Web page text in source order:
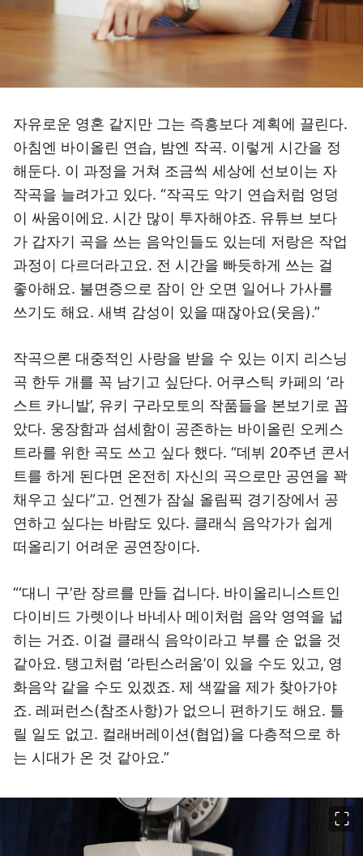
자유로운 영혼 같지만 그는 즉흥보다 계획에 끌린다.
아침엔 바이올린 연습, 밤엔 작곡. 이렇게 시간을 정
해둔다. 이 과정을 거쳐 조금씩 세상에 선보이는 자
작곡을 늘려가고 있다. “작곡도 악기 연습처럼 엉덩
이 싸움이에요. 시간 많이 투자해야죠. 유튜브 보다
가 갑자기 곡을 쓰는 음악인들도 있는데 저랑은 작업
과정이 다르더라고요. 전 시간을 빠듯하게 쓰는 걸
좋아해요. 불면증으로 잠이 안 오면 일어나 가사를
쓰기도 해요. 새벽 감성이 있을 때잖아요(웃음).”
작곡으론 대중적인 사랑을 받을 수 있는 이지 리스닝
곡 한두 개를 꼭 남기고 싶단다. 어쿠스틱 카페의 ‘라
스트 카니발’, 유키 구라모토의 작품들을 본보기로 꼽
았다. 웅장함과 섬세함이 공존하는 바이올린 오케스
트라를 위한 곡도 쓰고 싶다 했다. “데뷔 20주년 콘서
트를 하게 된다면 온전히 자신의 곡으로만 공연을 꽉
채우고 싶다”고. 언젠가 잠실 올림픽 경기장에서 공
연하고 싶다는 바람도 있다. 클래식 음악가가 쉽게
떠올리기 어려운 공연장이다.
“‘대니 구’란 장르를 만들 겁니다. 바이올리니스트인
다이비드 가렛이나 바네사 메이처럼 음악 영역을 넓
히는 거죠. 이걸 클래식 음악이라고 부를 순 없을 것
같아요. 탱고처럼 ‘라틴스러움’이 있을 수도 있고, 영
화음악 같을 수도 있겠죠. 제 색깔을 제가 찾아가야
죠. 레퍼런스(참조사항)가 없으니 편하기도 해요. 틀
릴 일도 없고. 컬래버레이션(협업)을 다층적으로 하
는 시대가 온 것 같아요.”